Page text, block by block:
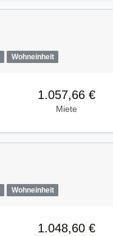
Wohneinheit
1.057,66 €
Miete
Wohneinheit
1.048,60 €